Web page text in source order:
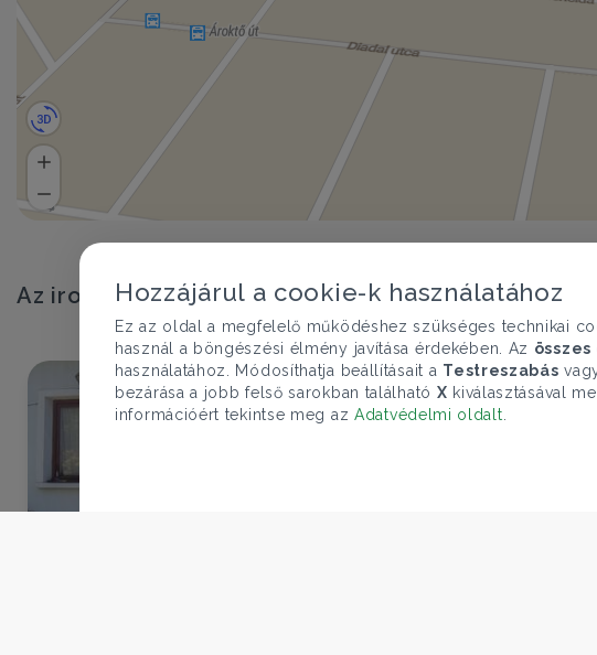
Az iroda egyéb ingatlanajánlatai
Hozzájárul a cookie-k használatához
Ez az oldal a megfelelő működéshez szükséges technikai
használ a böngészési élmény javítása érdekében. Az
használatához. Módosíthatja beállításait a Testreszabás
bezárása a jobb felső sarokban található X kiválasztásával
információért tekintse meg az Adatvédelmi oldalt